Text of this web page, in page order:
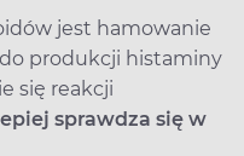
jest hamowanie
produkcji histaminy
się reakcji
sprawdza się w